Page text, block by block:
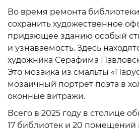
Во время ремонта
сохранить художественное
придающее зданию особый
и узнаваемость. Здесь
художника Серафима
Это мозаика из смальты
мозаичный портрет поэта в
оконные витражи.
Всего в 2025 году в столице
17 библиотек и 20 помещений